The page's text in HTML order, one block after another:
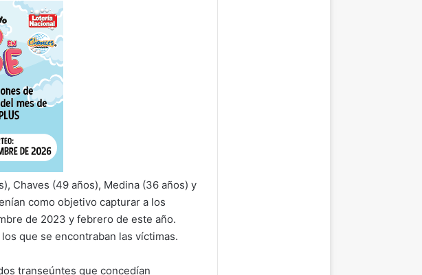
Chaves (49 años), Medina (36 años) y
como objetivo capturar a los
de 2023 y febrero de este año.
que se encontraban las víctimas.
transeúntes que concedían